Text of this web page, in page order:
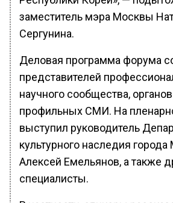
заместитель мэра Москвы
Сергунина.
Деловая программа форума
представителей
научного сообщества,
профильных СМИ. На
выступил руководитель
культурного наследия
Алексей Емельянов, а также
специалисты.